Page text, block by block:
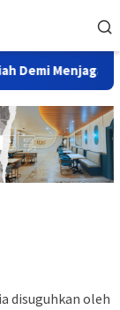
Marwah
disuguhkan oleh